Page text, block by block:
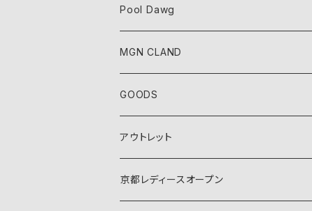
Pool Dawg
MGN CLAND
GOODS
アウトレット
京都レディースオープン